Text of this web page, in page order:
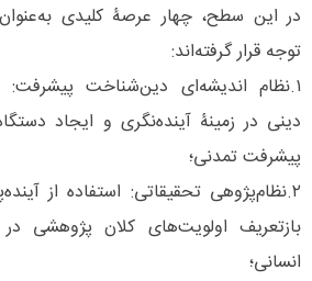
در این سطح، چهار عرصۀ کلیدی
توجه قرار گرفته‌اند:
۱.نظام اندیشه‌ای دین‌شناخت پیشرفت:
دینی در زمینۀ آینده‌نگری و ایجاد
پیشرفت تمدنی؛
۲.نظام‌پژوهی تحقیقاتی: استفاده از
بازتعریف اولویت‌های کلان پژوهشی
انسانی؛